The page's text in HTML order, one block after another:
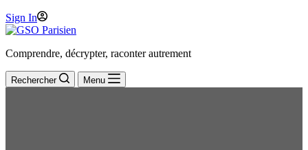
Sign In
Comprendre, décrypter, raconter autrement
Rechercher Menu